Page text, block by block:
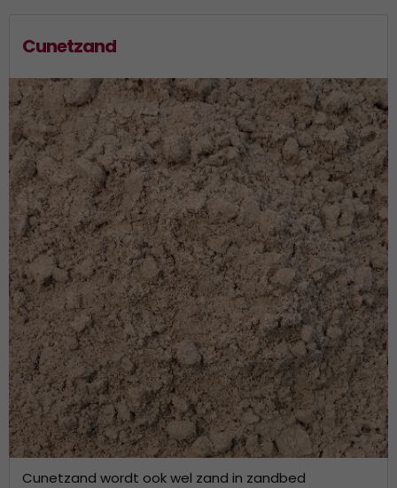
Cunetzand
Cunetzand wordt ook wel zand in zandbed